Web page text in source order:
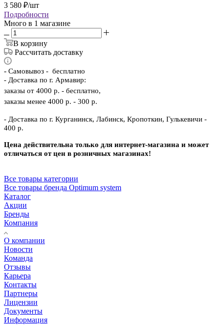
3 580 ₽/шт
Подробности
Много в 1 магазине
В корзину
Рассчитать доставку
- Самовывоз - бесплатно
- Доставка по г. Армавир:
заказы от 4000 р. - бесплатно,
заказы менее 4000 р. - 300 р.
- Доставка по г. Курганинск, Лабинск, Кропоткин, Гулькевичи -
400 р.
Цена действительна только для интернет-магазина и может
отличаться от цен в розничных магазинах!
Все товары категории
Все товары бренда Optimum system
Каталог
Акции
Бренды
Компания
О компании
Новости
Команда
Отзывы
Карьера
Контакты
Партнеры
Лицензии
Документы
Информация